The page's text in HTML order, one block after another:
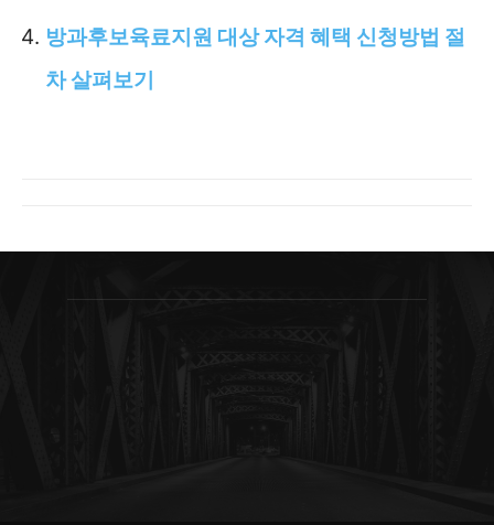
방과후보육료지원 대상 자격 혜택 신청방법 절
차 살펴보기